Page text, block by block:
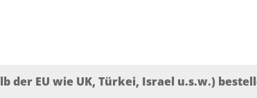
der EU wie UK, Türkei, Israel u.s.w.)